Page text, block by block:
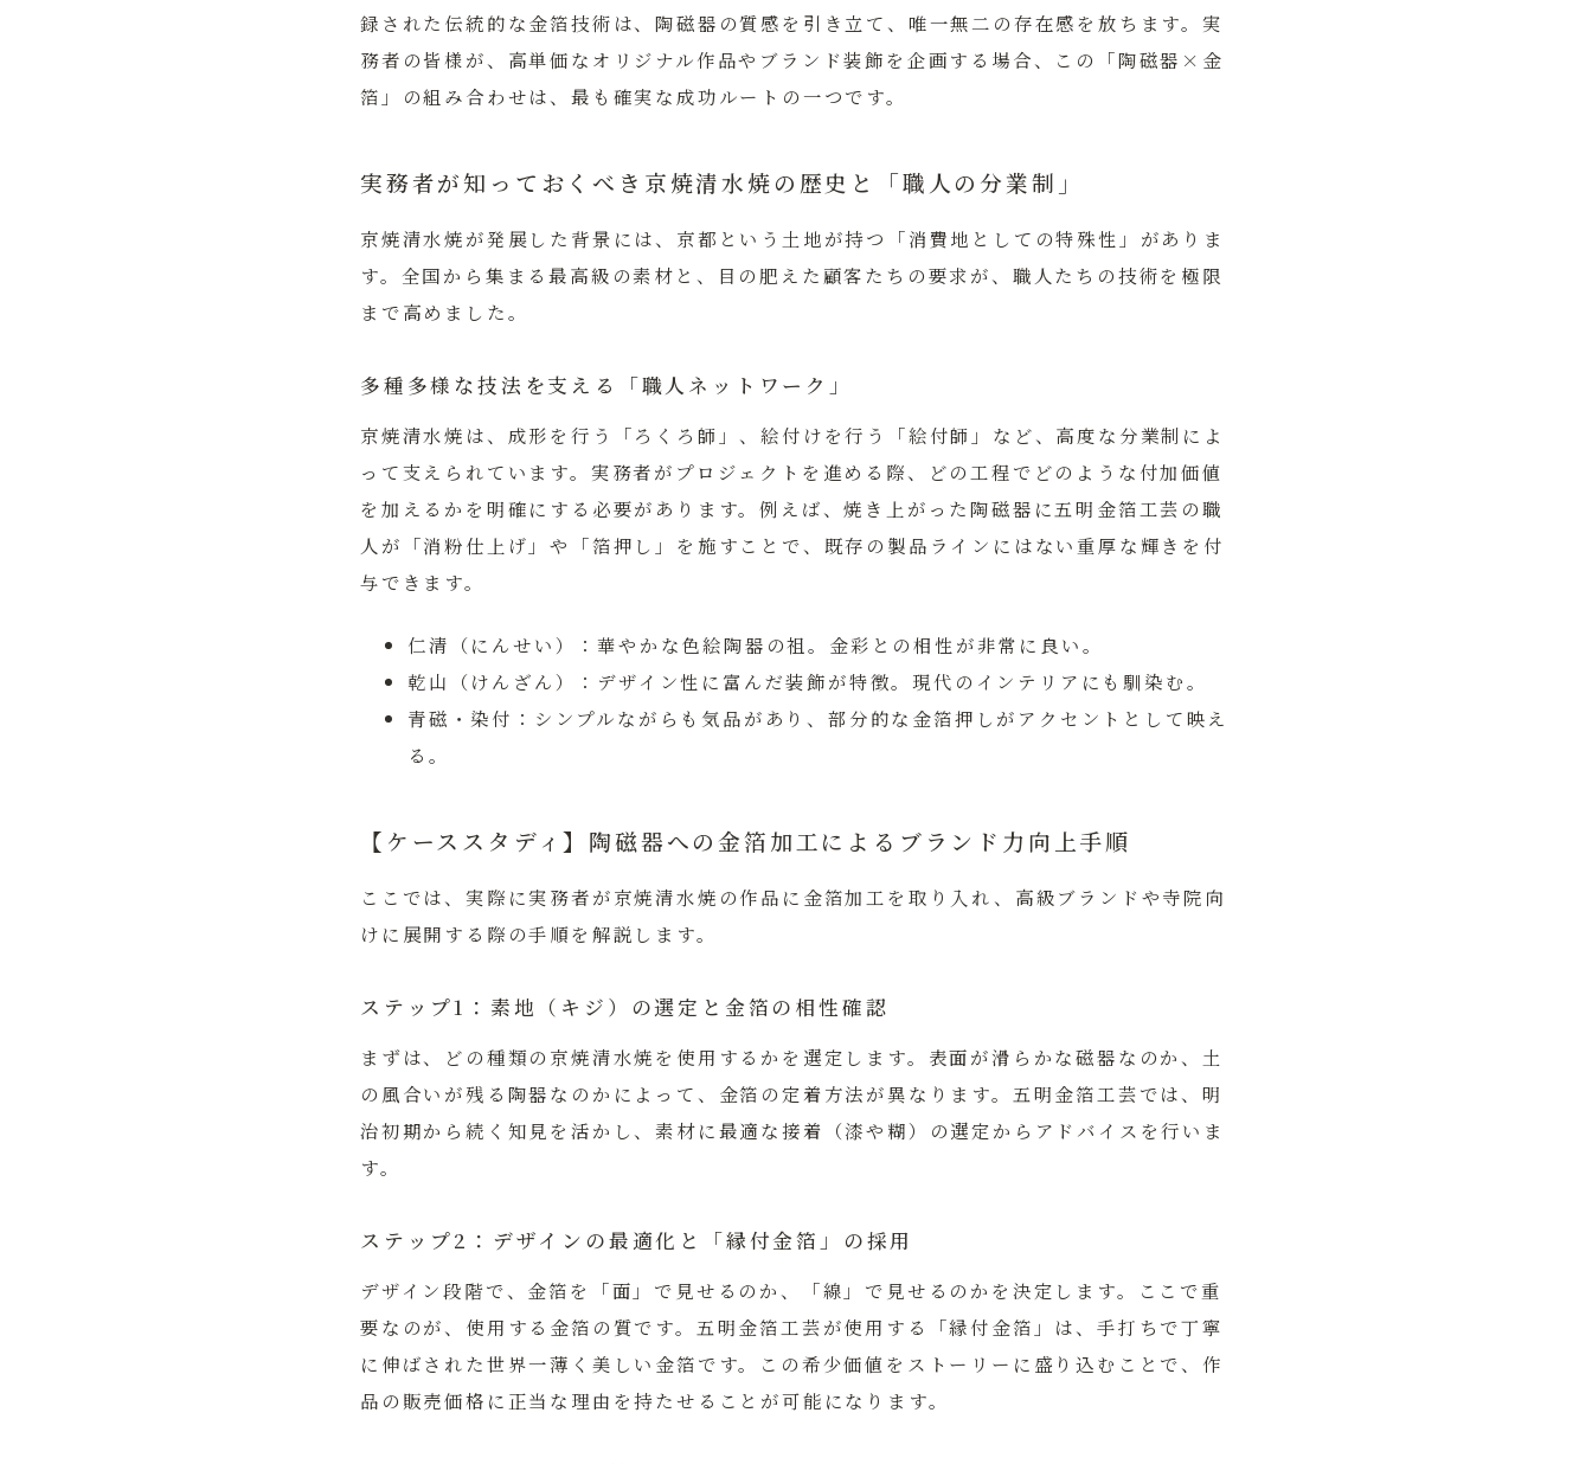
録された伝統的な金箔技術は、陶磁器の質感を引き立て、唯一無二の存在感を放ちます。実
務者の皆様が、高単価なオリジナル作品やブランド装飾を企画する場合、この「陶磁器×金
箔」の組み合わせは、最も確実な成功ルートの一つです。
実務者が知っておくべき京焼清水焼の歴史と「職人の分業制」
京焼清水焼が発展した背景には、京都という土地が持つ「消費地としての特殊性」がありま
す。全国から集まる最高級の素材と、目の肥えた顧客たちの要求が、職人たちの技術を極限
まで高めました。
多種多様な技法を支える「職人ネットワーク」
京焼清水焼は、成形を行う「ろくろ師」、絵付けを行う「絵付師」など、高度な分業制によ
って支えられています。実務者がプロジェクトを進める際、どの工程でどのような付加価値
を加えるかを明確にする必要があります。例えば、焼き上がった陶磁器に五明金箔工芸の職
人が「消粉仕上げ」や「箔押し」を施すことで、既存の製品ラインにはない重厚な輝きを付
与できます。
仁清（にんせい）：華やかな色絵陶器の祖。金彩との相性が非常に良い。
乾山（けんざん）： デザイン性に富んだ装飾が特徴。現代のインテリアにも馴染む。
青磁・染付： シンプルながらも気品があり、部分的な金箔押しがアクセントとして映え
る。
【ケーススタディ】陶磁器への金箔加工によるブランド力向上手順
ここでは、実際に実務者が京焼清水焼の作品に金箔加工を取り入れ、高級ブランドや寺院向
けに展開する際の手順を解説します。
ステップ1：素地（キジ）の選定と金箔の相性確認
まずは、どの種類の京焼清水焼を使用するかを選定します。表面が滑らかな磁器なのか、土
の風合いが残る陶器なのかによって、金箔の定着方法が異なります。五明金箔工芸では、明
治初期から続く知見を活かし、素材に最適な接着（漆や糊）の選定からアドバイスを行いま
す。
ステップ2：デザインの最適化と「縁付金箔」の採用
デザイン段階で、金箔を「面」で見せるのか、「線」で見せるのかを決定します。ここで重
要なのが、使用する金箔の質です。五明金箔工芸が使用する「縁付金箔」は、手打ちで丁寧
に伸ばされた世界一薄く美しい金箔です。この希少価値をストーリーに盛り込むことで、作
品の販売価格に正当な理由を持たせることが可能になります。